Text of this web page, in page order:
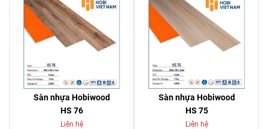
Sàn nhựa Hobiwood
HS 76
Liên hệ
Sàn nhựa Hobiwood
HS 75
Liên hệ